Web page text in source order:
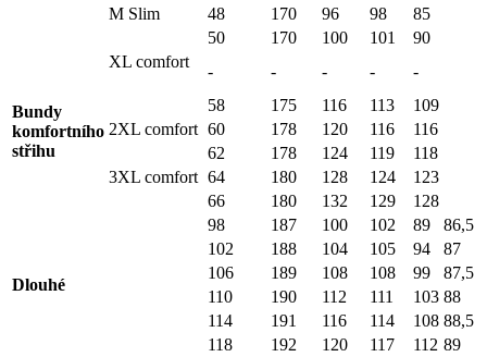
M Slim
48 170 96 98
85
50
170 100 101 90
Bundy
komfortního
střihu
XL comfort
- - - -
-
58
175 116 113
109
2XL comfort 60 178 120 116
116
62
178 124 119
118
3XL comfort 64 180 128 124
123
66
180 132 129 128
Dlouhé
98 187 100 102 89
86,5
102
188 104 105 94
87
106
189 108 108 99
87,5
110
190 112 111 103 88
114
191 116 114 108 88,5
118
192 120 117 112 89